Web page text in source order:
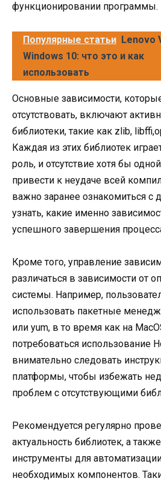
функционировании программы.
Популярные статьи Lenovo
Windows 10: что это и как
использовать
Основные зависимости,
отсутствовать, включают
библиотеки, такие как zlib,
Каждая из этих библиотек
роль, и отсутствие хотя бы
привести к неудаче всей
важно заранее ознакомиться с
узнать, какие именно
успешного завершения
Кроме того, управление
различаться в зависимости от
системы. Например,
использовать пакетные
или yum, в то время как на
потребоваться использование
внимательно следовать
платформы, чтобы избежать
проблем с отсутствующими
Рекомендуется регулярно
актуальность библиотек, а
инструменты для
необходимых компонентов.